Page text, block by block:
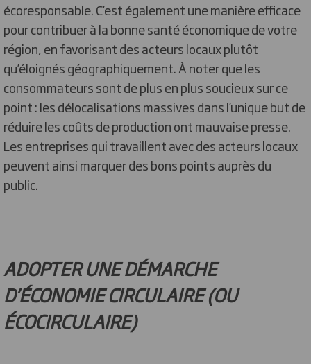
écoresponsable. C’est également une manière efficace
pour contribuer à la bonne santé économique de votre
région, en favorisant des acteurs locaux plutôt
qu’éloignés géographiquement. À noter que les
consommateurs sont de plus en plus soucieux sur ce
point : les délocalisations massives dans l’unique but de
réduire les coûts de production ont mauvaise presse.
Les entreprises qui travaillent avec des acteurs locaux
peuvent ainsi marquer des bons points auprès du
public.
ADOPTER UNE DÉMARCHE
D’ÉCONOMIE CIRCULAIRE (OU
ÉCOCIRCULAIRE)